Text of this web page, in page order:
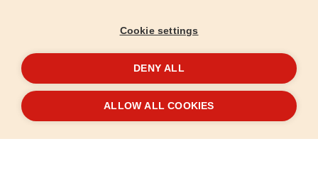
© 2026extol.hu- Minden jog fenntartva
Garancia regisztráció
LétrehoztaFEO
Cookie settings
DENY ALL
ALLOW ALL COOKIES